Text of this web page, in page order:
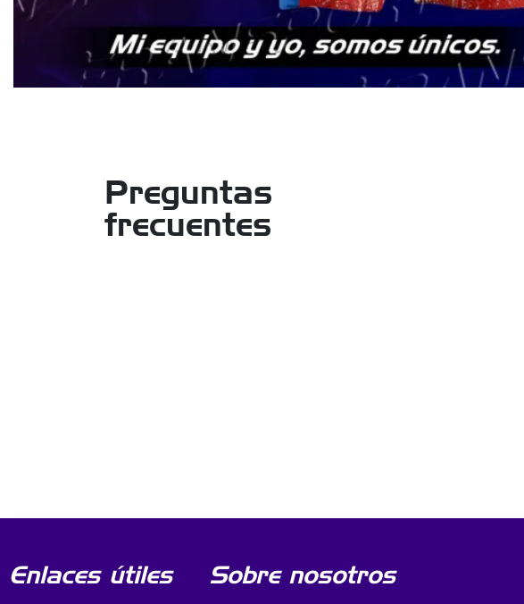
Preguntas
frecuentes
Enlaces útiles Sobre nosotros